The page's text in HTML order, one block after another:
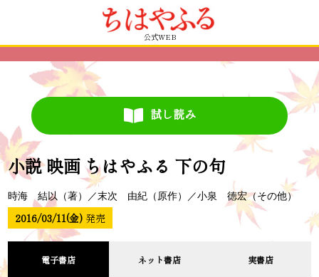
公式WEB
試し読み
小説 映画 ちはやふる 下の句
時海 結以（著）／末次 由紀（原作）／小泉 徳宏（その他）
2016/03/11(金) 発売
電子書店 ネット書店 実書店